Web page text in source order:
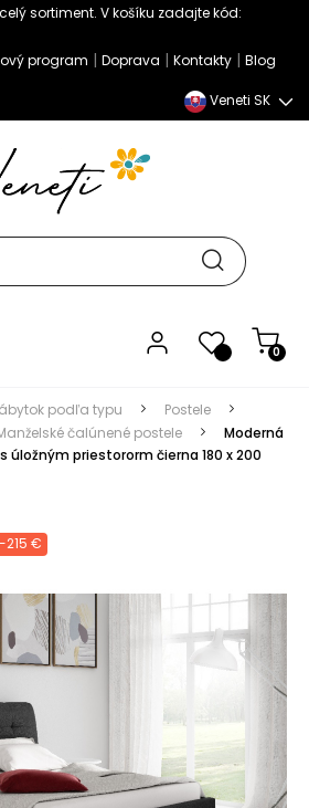
sortiment. V košíku zadajte kód:
program | Doprava | Kontakty | Blog
Veneti SK
0
podľa typu
Postele
čalúnené postele
Moderná
úložným priestororm čierna 180 x 200
-215 €